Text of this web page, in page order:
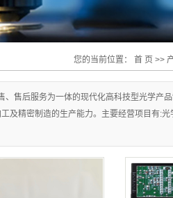
您的当前位置： 首 页 >>
售后服务为一体的现代化高科技型光学产
及精密制造的生产能力。主要经营项目有: